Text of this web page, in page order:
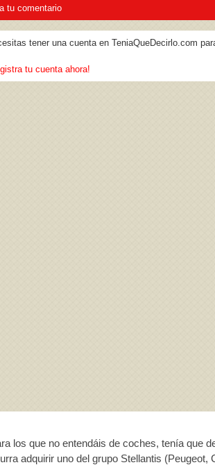
tu comentario
tener una cuenta en TeniaQueDecirlo.com
tu cuenta ahora!
los que no entendáis de coches, tenía que
adquirir uno del grupo Stellantis